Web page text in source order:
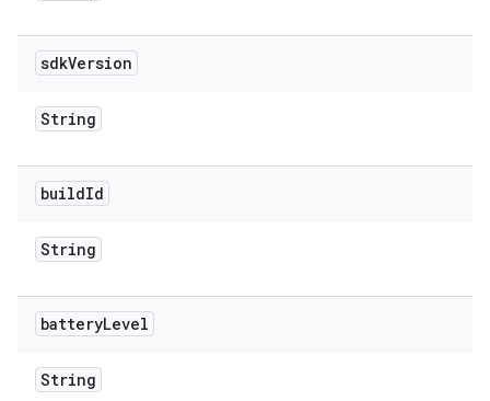
sdkVersion
String
buildId
String
batteryLevel
String